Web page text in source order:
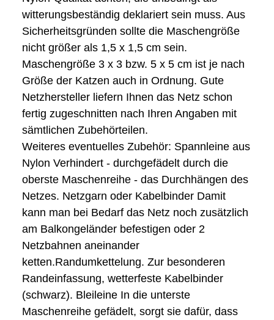
witterungsbeständig deklariert sein muss. Aus
Sicherheitsgründen sollte die Maschengröße
nicht größer als 1,5 x 1,5 cm sein.
Maschengröße 3 x 3 bzw. 5 x 5 cm ist je nach
Größe der Katzen auch in Ordnung. Gute
Netzhersteller liefern Ihnen das Netz schon
fertig zugeschnitten nach Ihren Angaben mit
sämtlichen Zubehörteilen.
Weiteres eventuelles Zubehör: Spannleine aus
Nylon Verhindert - durchgefädelt durch die
oberste Maschenreihe - das Durchhängen des
Netzes. Netzgarn oder Kabelbinder Damit
kann man bei Bedarf das Netz noch zusätzlich
am Balkongeländer befestigen oder 2
Netzbahnen aneinander
ketten.Randumkettelung. Zur besonderen
Randeinfassung, wetterfeste Kabelbinder
(schwarz). Bleileine In die unterste
Maschenreihe gefädelt, sorgt sie dafür, dass